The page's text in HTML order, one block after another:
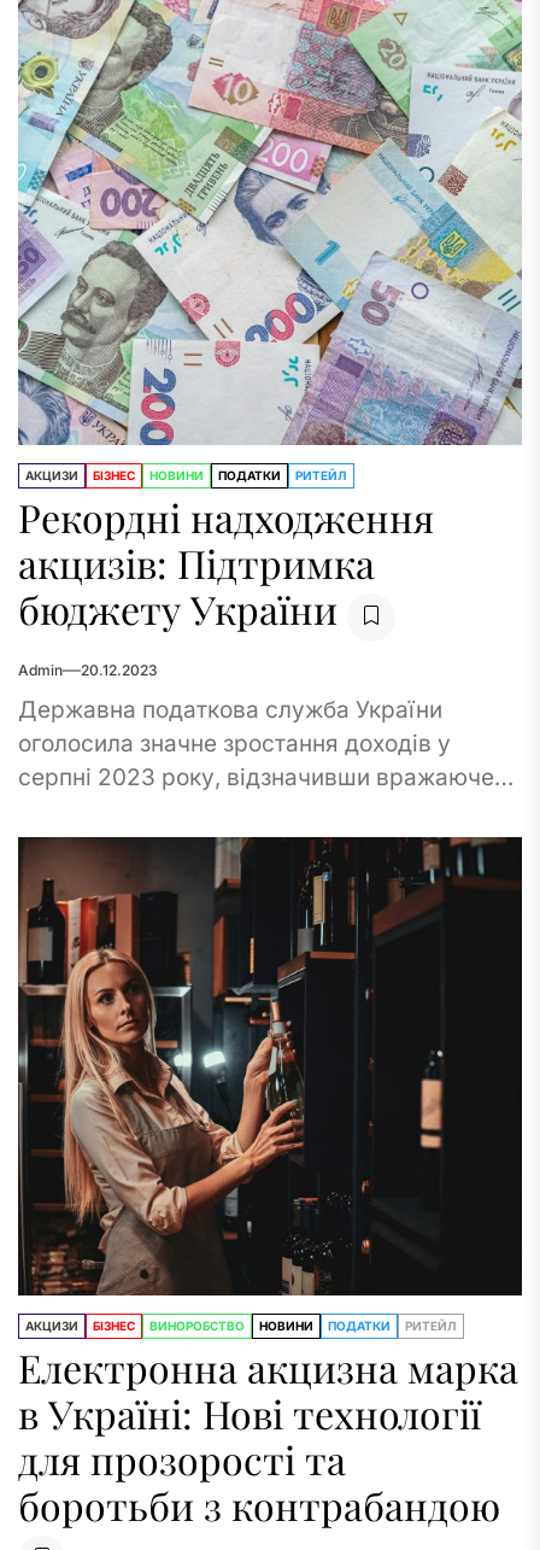
АКЦИЗИ БІЗНЕС НОВИНИ ПОДАТКИ РИТЕЙЛ
Рекордні надходження
акцизів: Підтримка
бюджету України
Admin 20.12.2023
Державна податкова служба України
оголосила значне зростання доходів у
серпні 2023 року, відзначивши вражаюче
до національного бюджету. Вражаюча сума
в 10...
АКЦИЗИ БІЗНЕС ВИНОРОБСТВО НОВИНИ ПОДАТКИ РИТЕЙЛ
Електронна акцизна марка
в Україні: Нові технології
для прозорості та
боротьби з контрабандою